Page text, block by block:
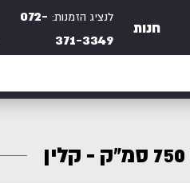
חנות
לנציג הזמנות: 072-
371-3349